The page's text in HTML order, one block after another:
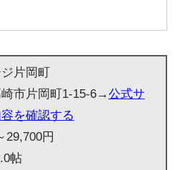
片岡町
市片岡町1-15-6→公式サ
を確認する
29,700円
帖